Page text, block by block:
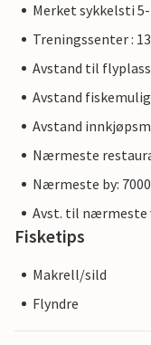
Merket sykkelsti 5-
Treningssenter :
Avstand til
Avstand
Avstand
Nærmeste
Nærmeste by:
Avst. til nærmeste
Fisketips
Makrell/sild
Flyndre